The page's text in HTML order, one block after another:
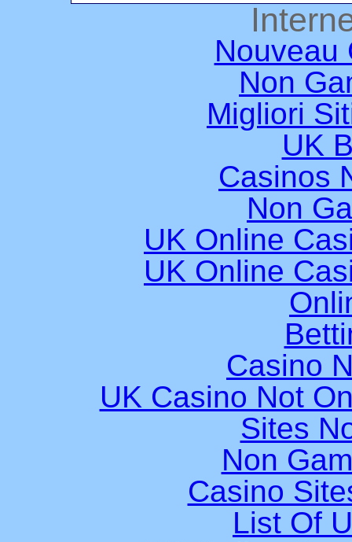
Nouveau
Non
Migliori
UK
Casinos
Non
UK Online
UK Online
Casino
UK Casino Not
Sites
Non
Casino
List Of